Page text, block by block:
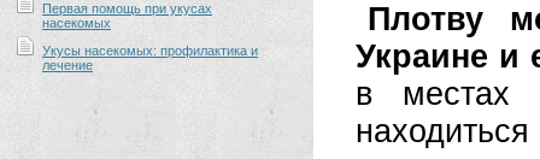
Первая помощь при укусах
насекомых
Укусы насекомых: профилактика и
лечение
Плотву
Украине и
в местах